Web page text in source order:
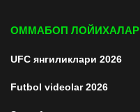
ОММАБОП ЛОЙИХАЛАР
UFC янгиликлари 2026
Futbol videolar 2026